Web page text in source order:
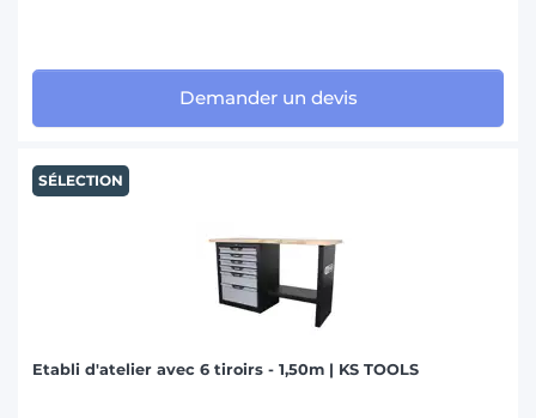
Demander un devis
SÉLECTION
Etabli d'atelier avec 6 tiroirs - 1,50m | KS TOOLS